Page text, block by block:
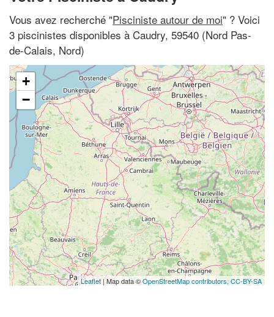
Vous avez recherché "Pisciniste autour de moi" ? Voici
3 piscinistes disponibles à Caudry, 59540 (Nord Pas-
de-Calais, Nord)
+
−
Leaflet | Map data ©OpenStreetMap contributors, CC-BY-SA